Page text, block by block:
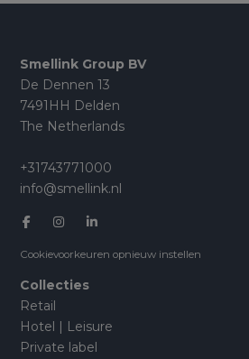
Smellink Group BV
De Dennen 13
7491HH Delden
The Netherlands
+31743771000
info@smellink.nl
Cookievoorkeuren opnieuw instellen
Collecties
Retail
Hotel | Leisure
Private label